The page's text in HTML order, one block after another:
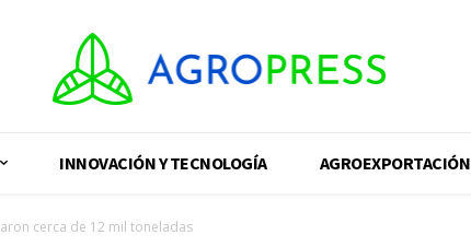
INNOVACIÓN Y TECNOLOGÍA AGROEXPORTACIÓN
cerca de 12 mil toneladas